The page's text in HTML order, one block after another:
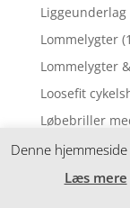
Liggeunderlag
Lommelygter
Lommelygter
Loosefit
Løbebriller
Løbebriller
Løbecykel (31)
Denne
Læs mere